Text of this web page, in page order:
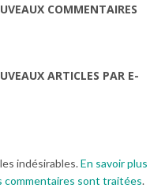
COMMENTAIRES
ARTICLES PAR E-
indésirables.En savoir plus
commentaires sont traitées.